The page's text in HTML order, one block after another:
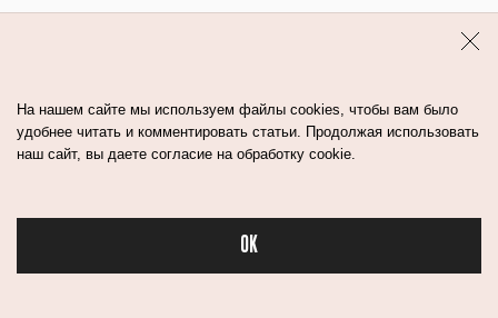
Бьюти в спорте
На нашем сайте мы используем файлы cookies, чтобы вам было
удобнее читать и комментировать статьи. Продолжая использовать
наш сайт, вы даете согласие на обработку cookie.
OK